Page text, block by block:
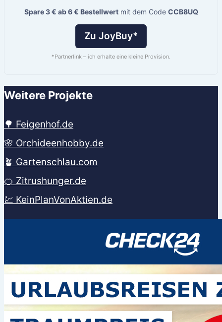
Spare 3 € ab 6 € Bestellwertmit dem Code CCB8UQ
Zu JoyBuy*
*Partnerlink – ich erhalte eine kleine Provision.
Weitere Projekte
🌳 Feigenhof.de
🌸 Orchideenhobby.de
🪴 Gartenschlau.com
🍊 Zitrushunger.de
💹 KeinPlanVonAktien.de